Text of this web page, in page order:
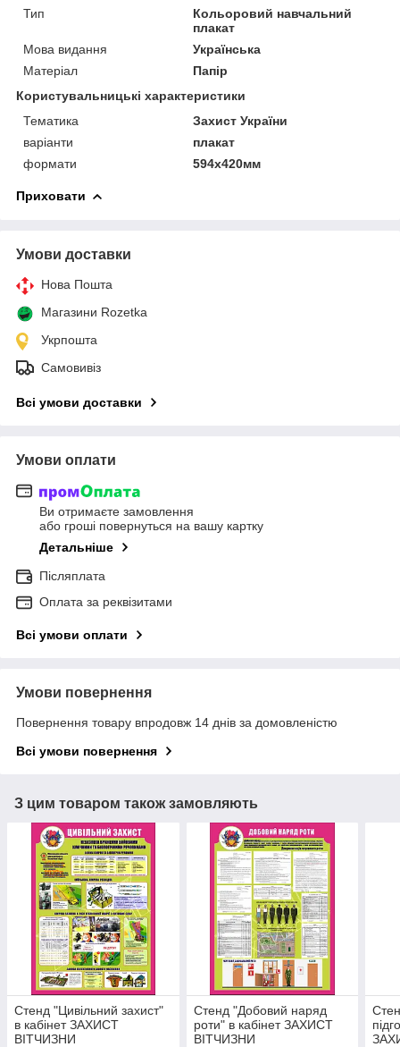
Тип
Кольоровий навчальний
плакат
Мова видання
Українська
Матеріал
Папір
Користувальницькі характеристики
Тематика
Захист України
варіанти
плакат
формати
594х420мм
Приховати
Умови доставки
Нова Пошта
Магазини Rozetka
Укрпошта
Самовивіз
Всі умови доставки
Умови оплати
Ви отримаєте замовлення
або гроші повернуться на вашу картку
Детальніше
Післяплата
Оплата за реквізитами
Всі умови оплати
Умови повернення
Повернення товару впродовж 14 днів за домовленістю
Всі умови повернення
З цим товаром також замовляють
Стенд "Цивільний захист"
в кабінет ЗАХИСТ
ВІТЧИЗНИ
Стенд "Добовий наряд
роти" в кабінет ЗАХИСТ
ВІТЧИЗНИ